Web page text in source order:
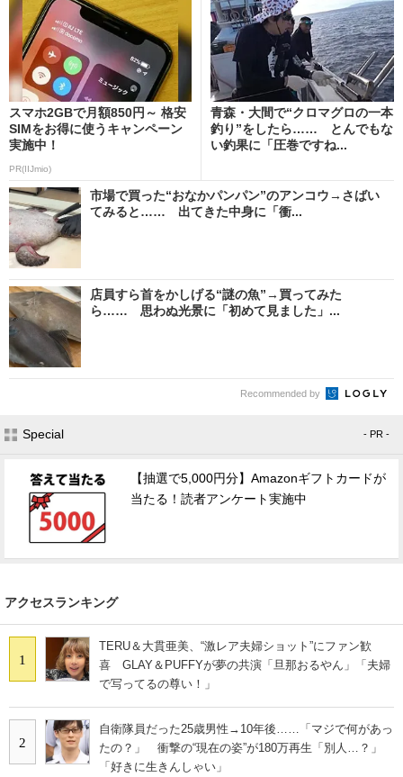
スマホ2GBで月額850円～ 格安
SIMをお得に使うキャンペーン
実施中！
PR(IIJmio)
青森・大間で“クロマグロの一本
釣り”をしたら…… とんでもな
い釣果に「圧巻ですね...
市場で買った“おなかパンパン”のアンコウ→さばい
てみると…… 出てきた中身に「衝...
店員すら首をかしげる“謎の魚”→買ってみた
ら…… 思わぬ光景に「初めて見ました」...
Recommended by
Special - PR -
【抽選で5,000円分】Amazonギフトカードが
当たる！読者アンケート実施中
アクセスランキング
1
TERU＆大貫亜美、“激レア夫婦ショット”にファン歓
喜 GLAY＆PUFFYが夢の共演「旦那おるやん」「夫婦
で写ってるの尊い！」
2
自衛隊員だった25歳男性→10年後……「マジで何があっ
たの？」 衝撃の“現在の姿”が180万再生「別人…？」
「好きに生きんしゃい」